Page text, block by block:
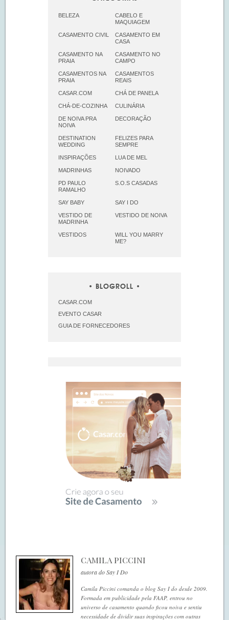
BELEZA
CABELO E
MAQUIAGEM
CASAMENTO CIVIL
CASAMENTO EM
CASA
CASAMENTO NA
PRAIA
CASAMENTO NO
CAMPO
CASAMENTOS NA
PRAIA
CASAMENTOS
REAIS
CASAR.COM CHÁ DE PANELA
CHÁ-DE-COZINHA CULINÁRIA
DE NOIVA PRA
NOIVA
DECORAÇÃO
DESTINATION
WEDDING
FELIZES PARA
SEMPRE
INSPIRAÇÕES LUA DE MEL
MADRINHAS NOIVADO
PD PAULO
RAMALHO
S.O.S CASADAS
SAY BABY SAY I DO
VESTIDO DE
MADRINHA
VESTIDO DE NOIVA
VESTIDOS
WILL YOU MARRY
ME?
BLOGROLL
CASAR.COM
EVENTO CASAR
GUIA DE FORNECEDORES
CAMILA PICCINI
autora do Say I Do
Camila Piccini comanda o blog Say I do desde 2009.
Formada em publicidade pela FAAP, entrou no
universo de casamento quando ficou noiva e sentiu
necessidade de dividir suas inspirações com outras